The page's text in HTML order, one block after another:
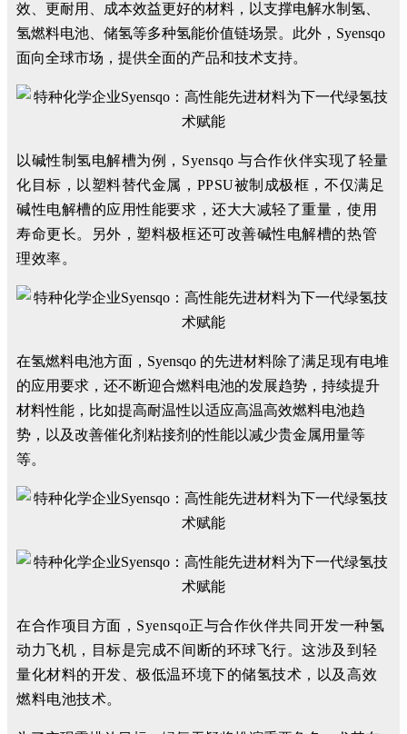
效、更耐用、成本效益更好的材料，以支撑电解水制氢、
氢燃料电池、储氢等多种氢能价值链场景。此外，Syensqo
面向全球市场，提供全面的产品和技术支持。
以碱性制氢电解槽为例，Syensqo 与合作伙伴实现了轻量
化目标，以塑料替代金属，PPSU被制成极框，不仅满足
碱性电解槽的应用性能要求，还大大减轻了重量，使用
寿命更长。另外，塑料极框还可改善碱性电解槽的热管
理效率。
在氢燃料电池方面，Syensqo 的先进材料除了满足现有电堆
的应用要求，还不断迎合燃料电池的发展趋势，持续提升
材料性能，比如提高耐温性以适应高温高效燃料电池趋
势，以及改善催化剂粘接剂的性能以减少贵金属用量等
等。
在合作项目方面，Syensqo正与合作伙伴共同开发一种氢
动力飞机，目标是完成不间断的环球飞行。这涉及到轻
量化材料的开发、极低温环境下的储氢技术，以及高效
燃料电池技术。